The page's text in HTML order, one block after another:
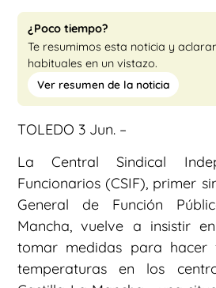
¿Poco tiempo?
Te resumimos esta noticia y
habituales en un vistazo.
Ver resumen de la noticia
TOLEDO 3 Jun. –
La Central Sindical
Funcionarios (CSIF), primer
General de Función
Mancha, vuelve a insistir
tomar medidas para
temperaturas en los